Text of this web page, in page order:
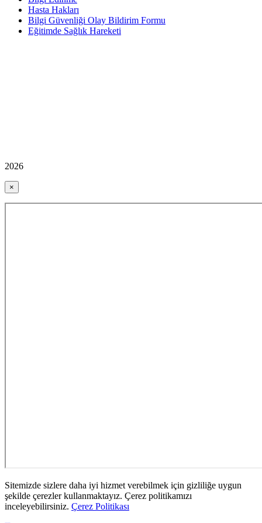
Hasta Hakları
Bilgi Güvenliği Olay Bildirim Formu
Eğitimde Sağlık Hareketi
2026
×
Sitemizde sizlere daha iyi hizmet verebilmek için gizliliğe uygun
şekilde çerezler kullanmaktayız. Çerez politikamızı
inceleyebilirsiniz. Çerez Politikası